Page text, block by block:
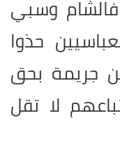
وسبي
حذوا
جريمة بحق
لا تقل